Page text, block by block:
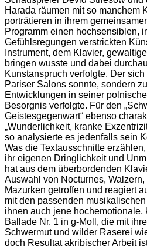
Harada räumen mit so manchem
porträtieren in ihrem
Programm einen hochsensiblen,
Gefühlsregungen verstrickten
Instrument, dem Klavier,
bringen wusste und dabei
Kunstanspruch verfolgte. Der
Pariser Salons sonnte, sondern
Entwicklungen in seiner
Besorgnis verfolgte. Für den
Geistesgegenwart“ ebenso
„Wunderlichkeit, kranke
so analysierte es jedenfalls sein
Was die Textausschnitte
ihr eigenen Dringlichkeit und
hat aus dem überbordenden
Auswahl von Nocturnes,
Mazurken getroffen und reagiert
mit den passenden
ihnen auch jene
Ballade Nr. 1 in g-Moll, die mit
Schwermut und wilder Raserei
doch Resultat akribischer Arbeit